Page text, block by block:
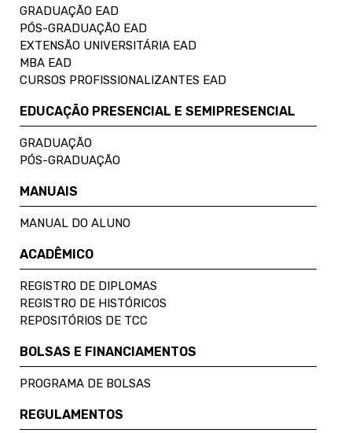
GRADUAÇÃO EAD
PÓS-GRADUAÇÃO EAD
EXTENSÃO UNIVERSITÁRIA EAD
MBA EAD
CURSOS PROFISSIONALIZANTES EAD
EDUCAÇÃO PRESENCIAL E SEMIPRESENCIAL
GRADUAÇÃO
PÓS-GRADUAÇÃO
MANUAIS
MANUAL DO ALUNO
ACADÊMICO
REGISTRO DE DIPLOMAS
REGISTRO DE HISTÓRICOS
REPOSITÓRIOS DE TCC
BOLSAS E FINANCIAMENTOS
PROGRAMA DE BOLSAS
REGULAMENTOS